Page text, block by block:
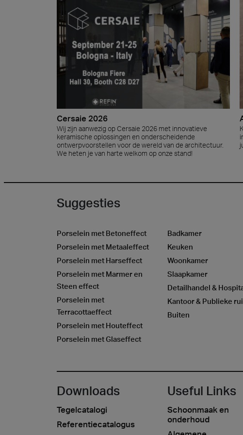
Hardsteen
Cersaie 2026
Wij zijn
oplossingen
wereld van de
onze stand!
Architect at
Lyon 2026
Cersaie 2026
Wij zijn aanwezig op Cersaie 2026 met innovatieve
keramische oplossingen en onderscheidende
ontwerpvoorstellen voor de wereld van de architectuur.
We heten je van harte welkom op onze stand!
Suggesties
Porselein met Betoneffect
Porselein met Metaaleffect
Porselein met Harseffect
Porselein met Marmer en
Steen effect
Porselein met
Terracottaeffect
Porselein met Houteffect
Porselein met Glaseffect
Badkamer
Keuken
Woonkamer
Slaapkamer
Detailhandel &
Kantoor & Publieke
Buiten
Downloads
Tegelcatalogi
Referentiecatalogus
Useful Links
Schoonmaak en
onderhoud